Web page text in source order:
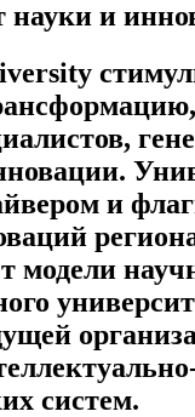
науки и
и
модели
систем.